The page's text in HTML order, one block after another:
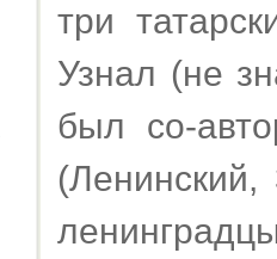
три
Узнал (не
был со-